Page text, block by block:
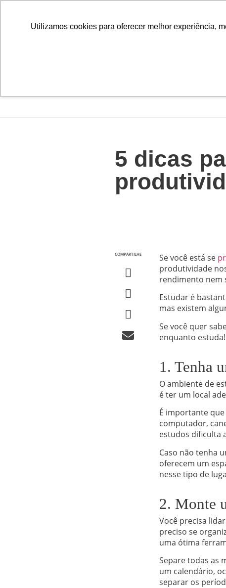
Utilizamos cookies para oferecer melhor experiência,
5 dicas
COMPARTILHE Se você está se
produtividade
rendimento nem
Estudar é
mas existem
Se você quer
enquanto estuda!
1. Tenha
O ambiente de
é ter um local
É importante
computador,
estudos dificulta
Caso não tenha
oferecem um
nesse tipo de
2. Monte
Você precisa
preciso se
uma ótima
Separe todas as
um calendário,
separar os